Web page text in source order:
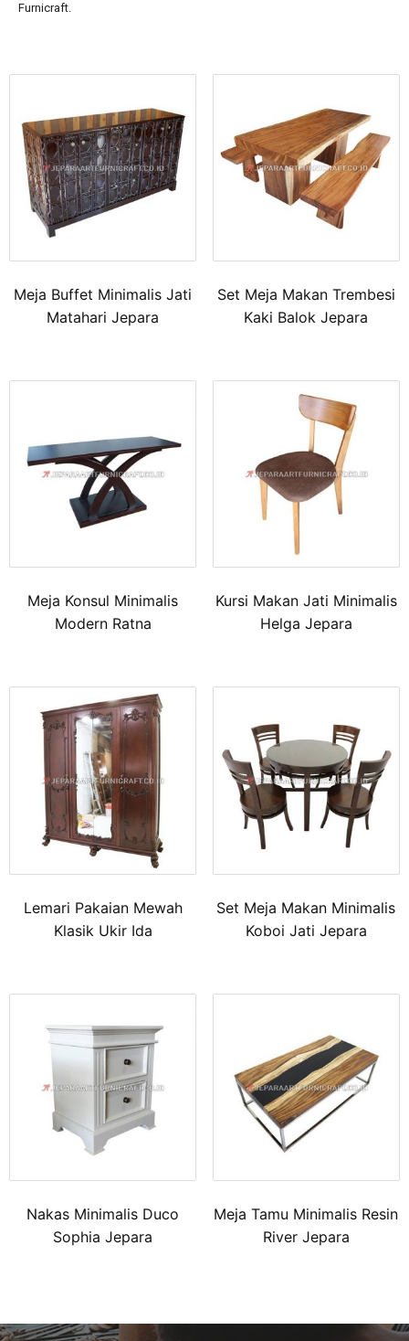
Furnicraft.
Meja Buffet Minimalis Jati
Matahari Jepara
Set Meja Makan Trembesi
Kaki Balok Jepara
Meja Konsul Minimalis
Modern Ratna
Kursi Makan Jati Minimalis
Helga Jepara
Lemari Pakaian Mewah
Klasik Ukir Ida
Set Meja Makan Minimalis
Koboi Jati Jepara
Nakas Minimalis Duco
Sophia Jepara
Meja Tamu Minimalis Resin
River Jepara